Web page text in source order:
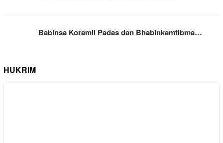
Babinsa Koramil Padas dan Bhabinkamtibma…
HUKRIM